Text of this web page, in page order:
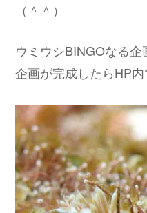
（＾＾）
ウミウシBINGOなる企
企画が完成したらHP